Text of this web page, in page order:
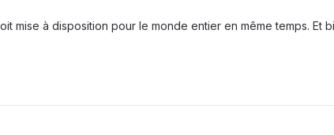
mise à disposition pour le monde entier en même temps. Et